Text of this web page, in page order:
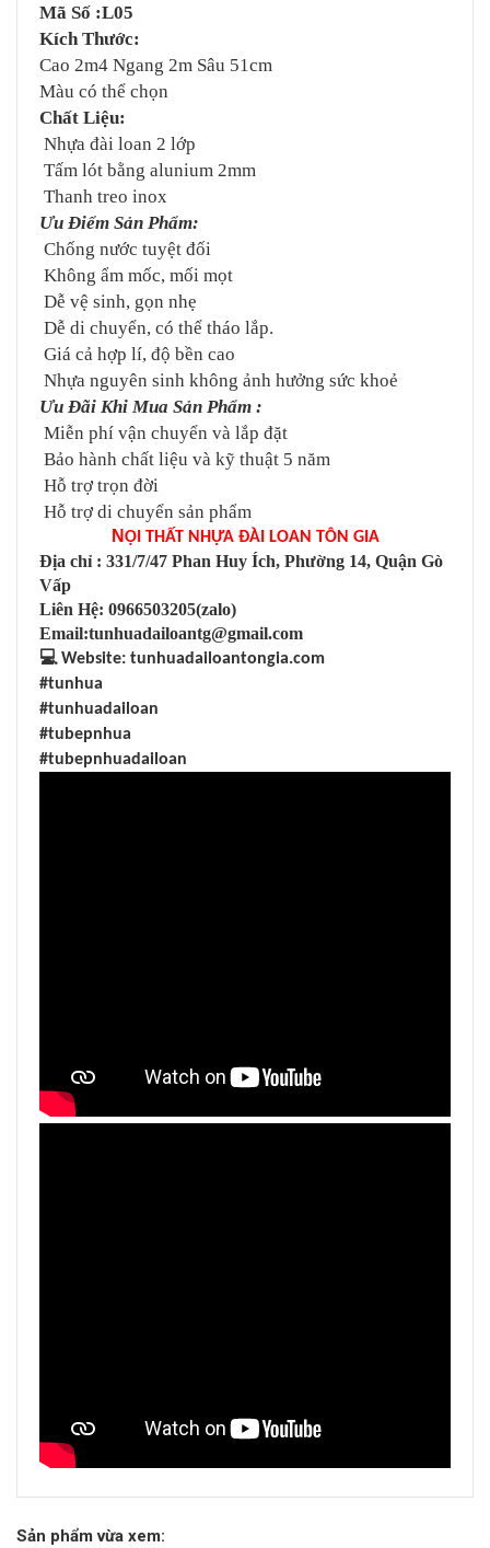
Mã Số :L05
Kích Thước:
Cao 2m4 Ngang 2m Sâu 51cm
Màu có thể chọn
Chất Liệu:
Nhựa đài loan 2 lớp
Tấm lót bằng alunium 2mm
Thanh treo inox
Ưu Điểm Sản Phẩm:
Chống nước tuyệt đối
Không ẩm mốc, mối mọt
Dễ vệ sinh, gọn nhẹ
Dễ di chuyển, có thể tháo lắp.
Giá cả hợp lí, độ bền cao
Nhựa nguyên sinh không ảnh hưởng sức khoẻ
Ưu Đãi Khi Mua Sản Phẩm :
Miễn phí vận chuyển và lắp đặt
Bảo hành chất liệu và kỹ thuật 5 năm
Hỗ trợ trọn đời
Hỗ trợ di chuyển sản phẩm
NỘI THẤT NHỰA ĐÀI LOAN TÔN GIA
Địa chỉ : 331/7/47 Phan Huy Ích, Phường 14, Quận Gò
Vấp
Liên Hệ: 0966503205(zalo)
Email:tunhuadailoantg@gmail.com
💻Website: tunhuadailoantongia.com
#tunhua
#tunhuadailoan
#tubepnhua
#tubepnhuadailoan
Sản phẩm vừa xem: